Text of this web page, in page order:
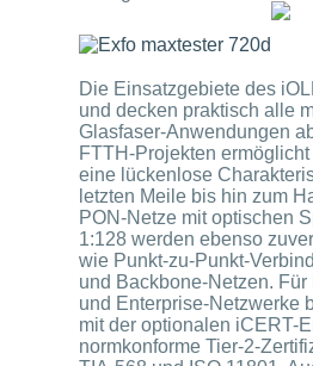
Die Einsatzgebiete des
und decken praktisch alle
Glasfaser-Anwendungen
FTTH-Projekten
eine lückenlose
letzten Meile bis hin zum
PON-Netze mit optischen
1:128 werden ebenso
wie Punkt-zu-Punkt-
und Backbone-Netzen.
und Enterprise-Netzwerke
mit der optionalen iCERT-
normkonforme Tier-2-